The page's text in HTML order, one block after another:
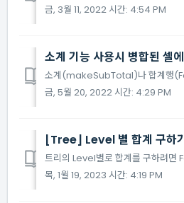
금, 3월 11, 2022 시간: 4:54 PM
소계 기능 사용시 병합된 셀
금, 5월 20, 2022 시간: 4:29 PM
[Tree] Level 별 합계 구하
목, 1월 19, 2023 시간: 4:19 PM